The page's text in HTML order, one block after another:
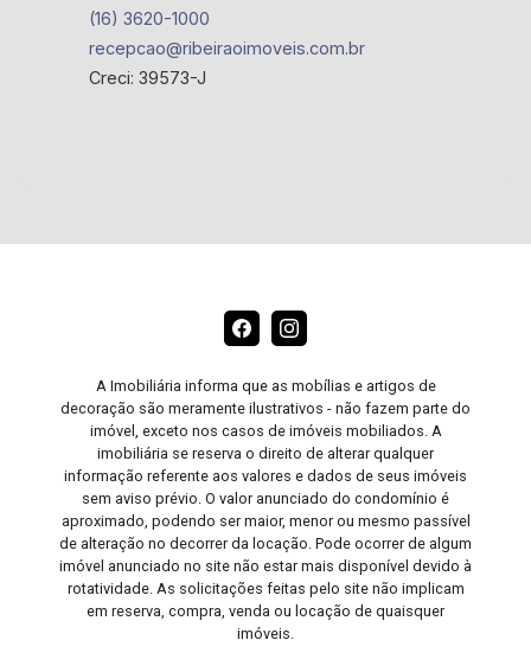
(16) 3620-1000
recepcao@ribeiraoimoveis.com.br
Creci: 39573-J
A Imobiliária informa que as mobílias e artigos de
decoração são meramente ilustrativos - não fazem parte do
imóvel, exceto nos casos de imóveis mobiliados. A
imobiliária se reserva o direito de alterar qualquer
informação referente aos valores e dados de seus imóveis
sem aviso prévio. O valor anunciado do condomínio é
aproximado, podendo ser maior, menor ou mesmo passível
de alteração no decorrer da locação. Pode ocorrer de algum
imóvel anunciado no site não estar mais disponível devido à
rotatividade. As solicitações feitas pelo site não implicam
em reserva, compra, venda ou locação de quaisquer
imóveis.